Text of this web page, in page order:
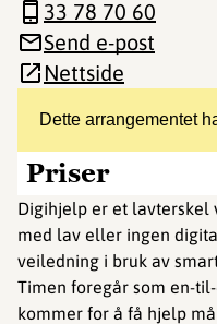
Dette arrangementet
Priser
Digihjelp er et lavterskel
med lav eller ingen
veiledning i bruk av
Timen foregår som en-
kommer for å få hjelp
33 78 70 60
Send e-post
Nettside